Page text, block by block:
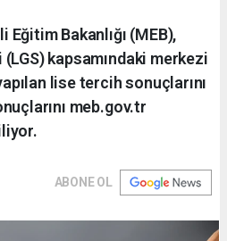
Eğitim Bakanlığı (MEB),
kapsamındaki merkezi
lise tercih sonuçlarını
meb.gov.tr
ABONE OL